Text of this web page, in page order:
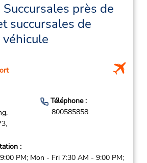
près de
succursales de
Téléphone :
800585858
:
PM; Mon - Fri 7:30 AM - 9:00 PM;